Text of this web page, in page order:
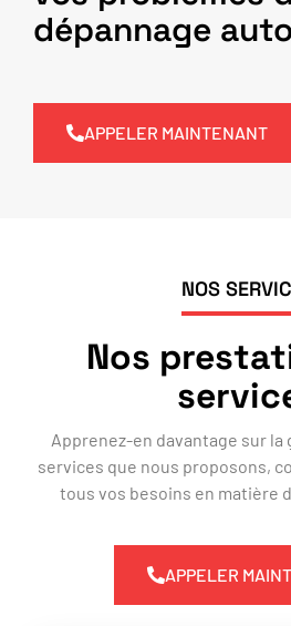
dépannage auto
APPELER MAINTENANT
NOS
Nos
Apprenez-en davantage sur la
services que nous proposons,
tous vos besoins en matière
APPELER